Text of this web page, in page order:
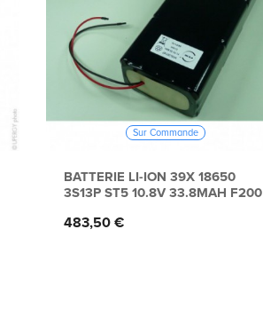
Sur Commande
BATTERIE LI-ION 39X 18650
3S13P ST5 10.8V 33.8MAH F200
Prix
483,50 €